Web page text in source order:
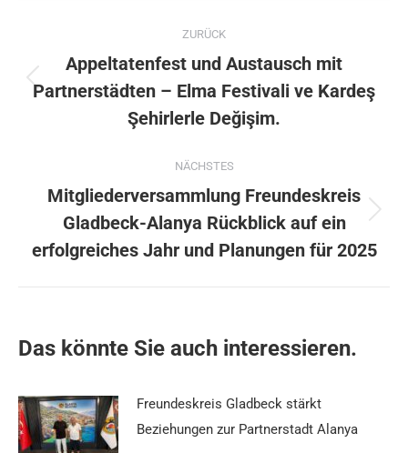
ZURÜCK
Vorheriger
Beitrag:
Appeltatenfest und Austausch mit
Partnerstädten – Elma Festivali ve Kardeş
Şehirlerle Değişim.
NÄCHSTES
Nächster
Beitrag:
Mitgliederversammlung Freundeskreis
Gladbeck-Alanya Rückblick auf ein
erfolgreiches Jahr und Planungen für 2025
Das könnte Sie auch interessieren.
Freundeskreis Gladbeck stärkt
Beziehungen zur Partnerstadt Alanya